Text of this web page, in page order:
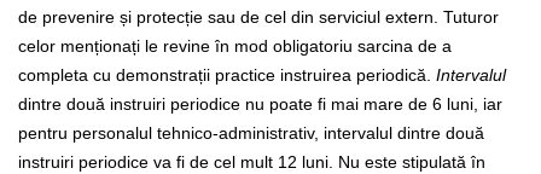
de prevenire și protecție sau de cel din serviciul extern. Tuturor
celor menționați le revine în mod obligatoriu sarcina de a
completa cu demonstrații practice instruirea periodică. Intervalul
dintre două instruiri periodice nu poate fi mai mare de 6 luni, iar
pentru personalul tehnico-administrativ, intervalul dintre două
instruiri periodice va fi de cel mult 12 luni. Nu este stipulată în